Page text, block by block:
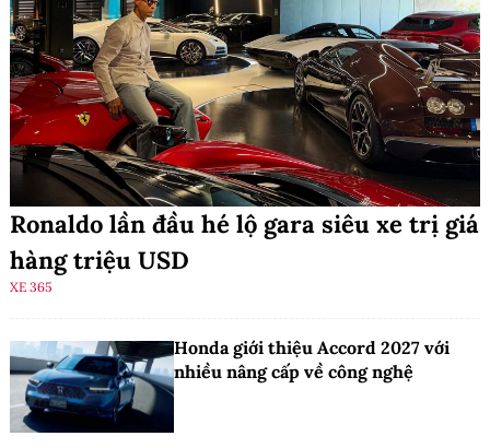
Ronaldo lần đầu hé lộ gara siêu xe trị giá
hàng triệu USD
XE 365
Honda giới thiệu Accord 2027 với
nhiều nâng cấp về công nghệ